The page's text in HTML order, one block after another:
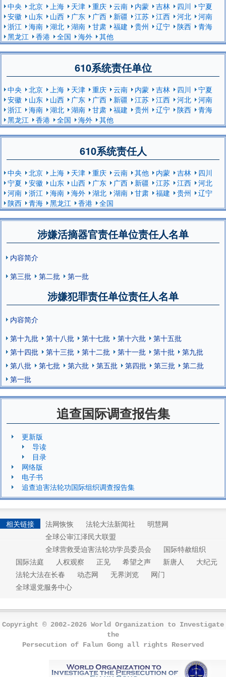
中央 北京 上海 天津 重庆 云南 内蒙 吉林 四川
宁夏
安徽
山东 山西 广东 广西 新疆 江苏 江西 河北
河南
浙江
海南 湖北 湖南 甘肃 福建 贵州 辽宁 陕西
青海
黑龙江
香港 全国 海外 其他
610系统责任单位
中央 北京 上海 天津 重庆 云南 内蒙 吉林 四川
宁夏
安徽
山东 山西 广东 广西 新疆 江苏 江西 河北
河南
浙江
海南 湖北 湖南 甘肃 福建 贵州 辽宁 陕西
青海
黑龙江
香港 全国 海外 其他
610系统责任人
中央 北京 上海 天津 重庆 云南 其他 内蒙 吉林
四川
宁夏
安徽 山东 山西 广东 广西 新疆 江苏 江西
河北
河南
浙江 海南 海外 湖北 湖南 甘肃 福建 贵州
辽宁
陕西
青海 黑龙江 香港 全国
涉嫌活摘器官责任单位责任人名单
内容简介
第三批
第二批 第一批
涉嫌犯罪责任单位责任人名单
内容简介
第十九批
第十八批 第十七批 第十六批
第十五批
第十四批
第十三批 第十二批 第十一批 第十批
第九批
第八批
第七批 第六批 第五批 第四批 第三批
第二批
第一批
追查国际调查报告集
更新版
导读
目录
网络版
电子书
追查迫害法轮功国际组织调查报告集
相关链接 法网恢恢 法轮大法新闻社
明慧网
全球公审江泽民大联盟
全球营救受迫害法轮功学员委员会
国际特赦组织
国际法庭
人权观察 正见 希望之声 新唐人
大纪元
法轮大法在长春
动态网 无界浏览
网门
全球退党服务中心
Copyright © 2002-2026 World Organization to Investigate
the
Persecution of Falun Gong all rights Reserved